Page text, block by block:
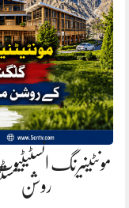
مونٹینیرنگ
روشن